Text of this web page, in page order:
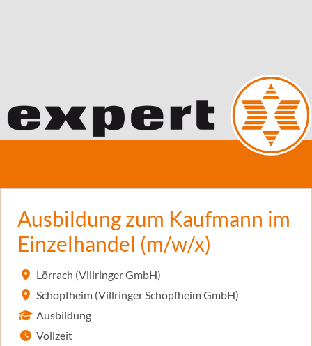
Ausbildung zum Kaufmann im
Einzelhandel (m/w/x)
Lörrach (Villringer GmbH)
Schopfheim (Villringer Schopfheim GmbH)
Ausbildung
Vollzeit